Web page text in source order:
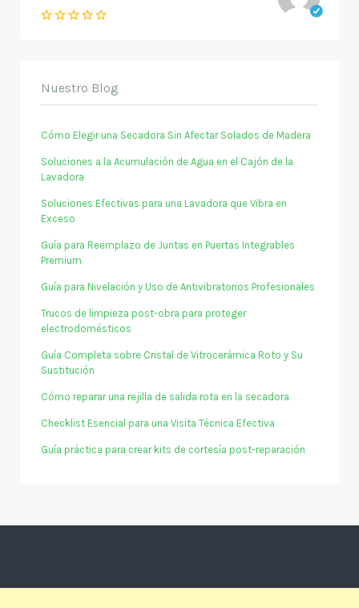
Nuestro Blog
Cómo Elegir una Secadora Sin Afectar Solados de Madera
Soluciones a la Acumulación de Agua en el Cajón de la
Lavadora
Soluciones Efectivas para una Lavadora que Vibra en
Exceso
Guía para Reemplazo de Juntas en Puertas Integrables
Premium
Guía para Nivelación y Uso de Antivibratorios Profesionales
Trucos de limpieza post-obra para proteger
electrodomésticos
Guía Completa sobre Cristal de Vitrocerámica Roto y Su
Sustitución
Cómo reparar una rejilla de salida rota en la secadora
Checklist Esencial para una Visita Técnica Efectiva
Guía práctica para crear kits de cortesía post-reparación